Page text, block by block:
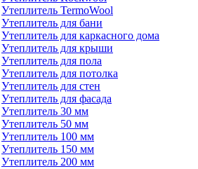
Утеплитель TermoWool
Утеплитель для бани
Утеплитель для каркасного дома
Утеплитель для крыши
Утеплитель для пола
Утеплитель для потолка
Утеплитель для стен
Утеплитель для фасада
Утеплитель 30 мм
Утеплитель 50 мм
Утеплитель 100 мм
Утеплитель 150 мм
Утеплитель 200 мм